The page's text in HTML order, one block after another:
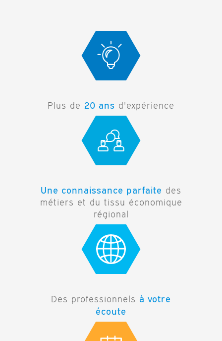
Plus de 20 ans d'expérience
Une connaissance parfaite des
métiers et du tissu économique
régional
Des professionnels à votre
écoute